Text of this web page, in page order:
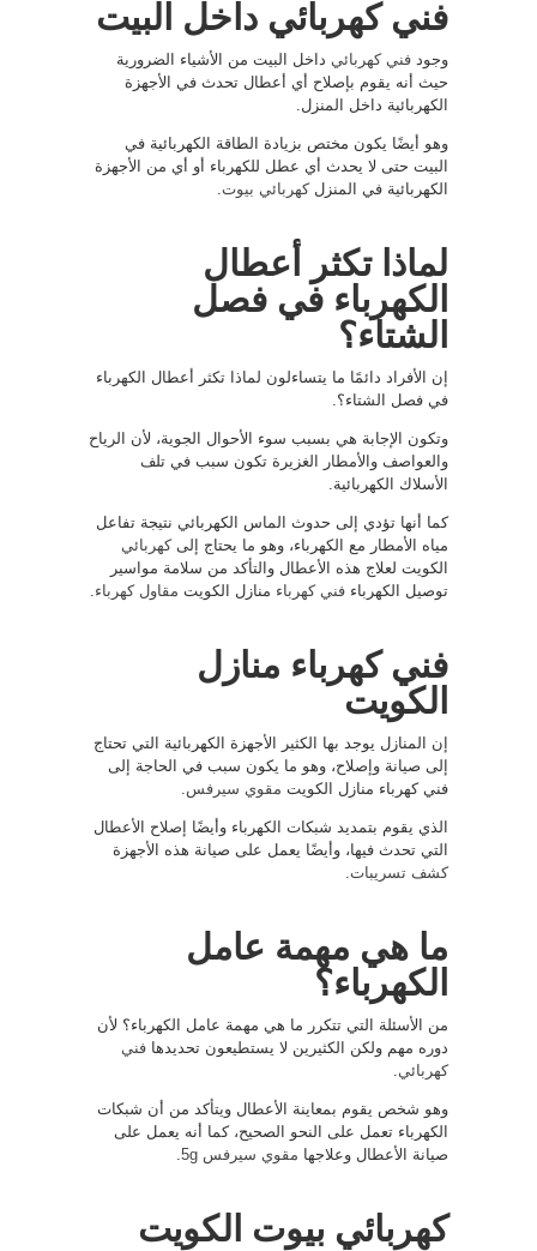
فني كهربائي داخل البيت
وجود فني كهربائي داخل البيت من الأشياء الضرورية
حيث أنه يقوم بإصلاح أي أعطال تحدث في الأجهزة
الكهربائية داخل المنزل.
وهو أيضًا يكون مختص بزيادة الطاقة الكهربائية في
البيت حتى لا يحدث أي عطل للكهرباء أو أي من الأجهزة
الكهربائية في المنزلكهربائي بيوت.
لماذا تكثر أعطال
الكهرباء في فصل
الشتاء؟
إن الأفراد دائمًا ما يتساءلون لماذا تكثر أعطال الكهرباء
في فصل الشتاء؟.
وتكون الإجابة هي بسبب سوء الأحوال الجوية، لأن الرياح
والعواصف والأمطار الغزيرة تكون سبب في تلف
الأسلاك الكهربائية.
كما أنها تؤدي إلى حدوث الماس الكهربائي نتيجة تفاعل
مياه الأمطار مع الكهرباء، وهو ما يحتاج إلىكهربائي
الكويت لعلاج هذه الأعطال والتأكد من سلامة مواسير
توصيل الكهرباء فني كهرباء منازل الكويت مقاول كهرباء.
فني كهرباء منازل
الكويت
إن المنازل يوجد بها الكثير الأجهزة الكهربائية التي تحتاج
إلى صيانة وإصلاح، وهو ما يكون سبب في الحاجة إلى
فني كهرباء منازل الكويت مقوي سيرفس.
الذي يقوم بتمديد شبكات الكهرباء وأيضًا إصلاح الأعطال
التي تحدث فيها، وأيضًا يعمل على صيانة هذه الأجهزة
كشف تسريبات.
ما هي مهمة عامل
الكهرباء؟
من الأسئلة التي تتكرر ما هي مهمة عامل الكهرباء؟ لأن
دوره مهم ولكن الكثيرين لا يستطيعون تحديدها فني
كهربائي.
وهو شخص يقوم بمعاينة الأعطال ويتأكد من أن شبكات
الكهرباء تعمل على النحو الصحيح، كما أنه يعمل على
صيانة الأعطال وعلاجها مقوي سيرفس 5g .
كهربائي بيوت الكويت